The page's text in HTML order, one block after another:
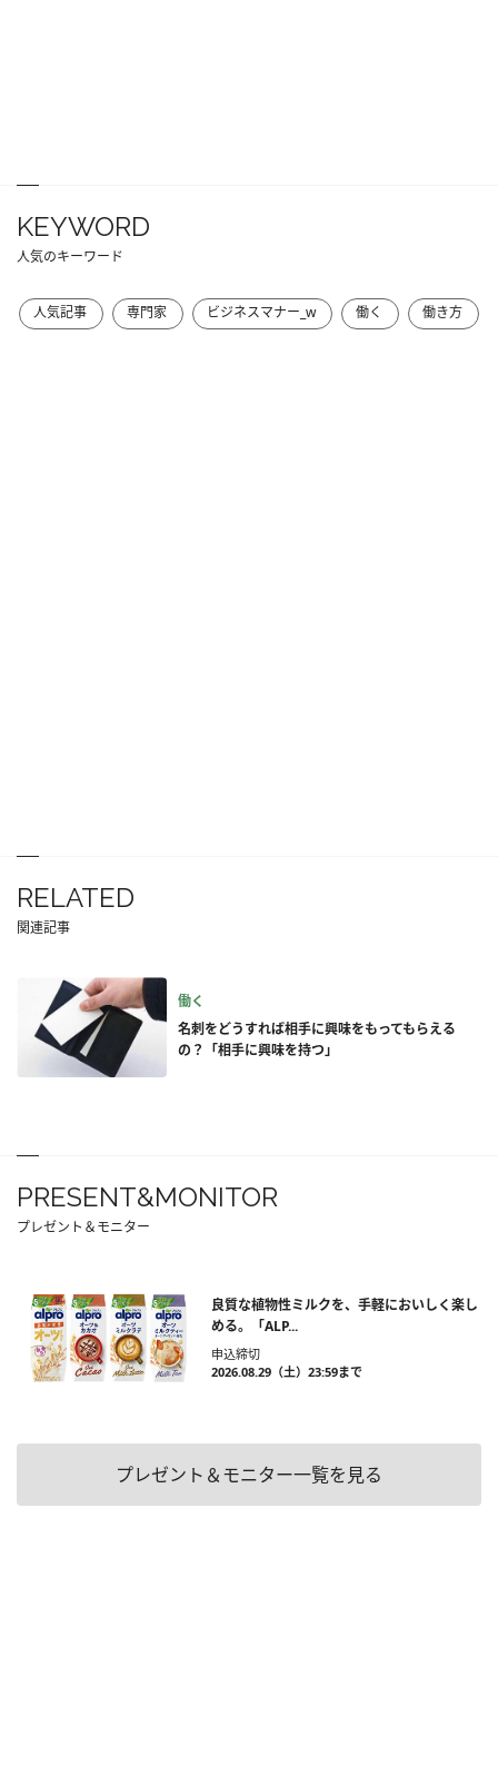
KEYWORD
人気のキーワード
人気記事 専門家 ビジネスマナー_w 働く 働き方
RELATED
関連記事
働く
名刺をどうすれば相手に興味をもってもらえる
の？「相手に興味を持つ」
PRESENT&MONITOR
プレゼント＆モニター
良質な植物性ミルクを、手軽においしく楽し
める。「ALP...
申込締切
2026.08.29（土）23:59まで
プレゼント＆モニター一覧を見る